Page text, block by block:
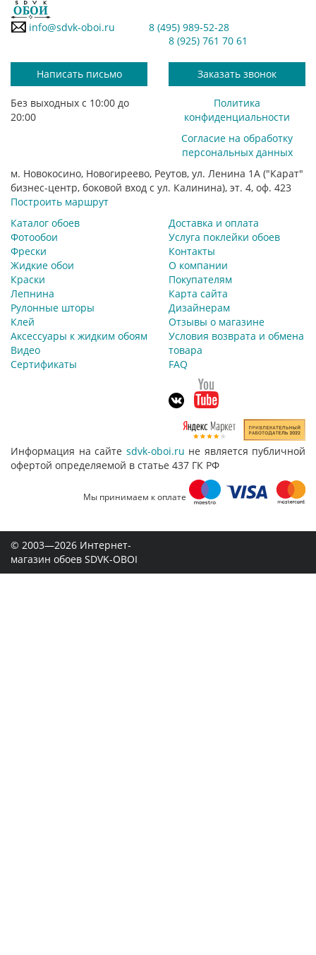
info@sdvk-oboi.ru
8 (495) 989-52-28
8 (925) 761 70 61
Написать письмо Заказать звонок
Без выходных с 10:00 до
20:00
Политика
конфиденциальности
Согласие на обработку
персональных данных
м. Новокосино, Новогиреево, Реутов, ул. Ленина 1А ("Карат"
бизнес-центр, боковой вход с ул. Калинина), эт. 4, оф. 423
Построить маршрут
Каталог обоев
Фотообои
Фрески
Жидкие обои
Краски
Лепнина
Рулонные шторы
Клей
Аксессуары к жидким обоям
Видео
Сертификаты
Доставка и оплата
Услуга поклейки обоев
Контакты
О компании
Покупателям
Карта сайта
Дизайнерам
Отзывы о магазине
Условия возврата и обмена
товара
FAQ
Информация на сайте sdvk-oboi.ru не является публичной
офертой определяемой в статье 437 ГК РФ
Мы принимаем к оплате
© 2003—2026 Интернет-
магазин обоев SDVK-OBOI